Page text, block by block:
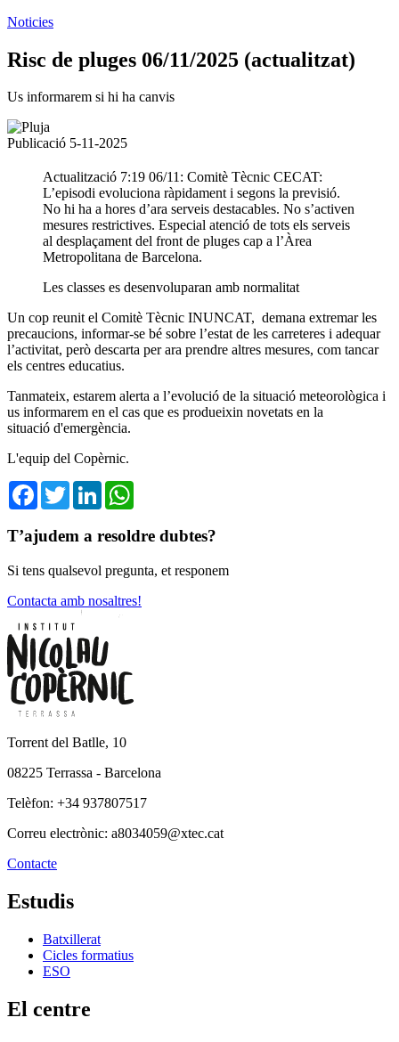
Noticies
Risc de pluges 06/11/2025 (actualitzat)
Us informarem si hi ha canvis
Publicació 5-11-2025
Actualització 7:19 06/11: Comitè Tècnic CECAT:
L’episodi evoluciona ràpidament i segons la previsió.
No hi ha a hores d’ara serveis destacables. No s’activen
mesures restrictives. Especial atenció de tots els serveis
al desplaçament del front de pluges cap a l’Àrea
Metropolitana de Barcelona.
Les classes es desenvoluparan amb normalitat
Un cop reunit el Comitè Tècnic INUNCAT, demana extremar les
precaucions, informar-se bé sobre l’estat de les carreteres i adequar
l’activitat, però descarta per ara prendre altres mesures, com tancar
els centres educatius.
Tanmateix, estarem alerta a l’evolució de la situació meteorològica i
us informarem en el cas que es produeixin novetats en la
situació d'emergència.
L'equip del Copèrnic.
FacebookTwitterLinkedIn
T’ajudem a resoldre dubtes?
Si tens qualsevol pregunta, et responem
Contacta amb nosaltres!
Torrent del Batlle, 10
08225 Terrassa - Barcelona
Telèfon: +34 937807517
Correu electrònic: a8034059@xtec.cat
Contacte
Estudis
Batxillerat
Cicles formatius
ESO
El centre